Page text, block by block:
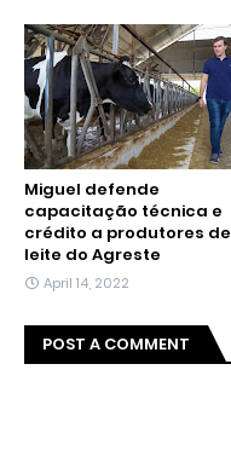
Miguel defende
capacitação técnica e
crédito a produtores de
leite do Agreste
April 14, 2022
POST A COMMENT